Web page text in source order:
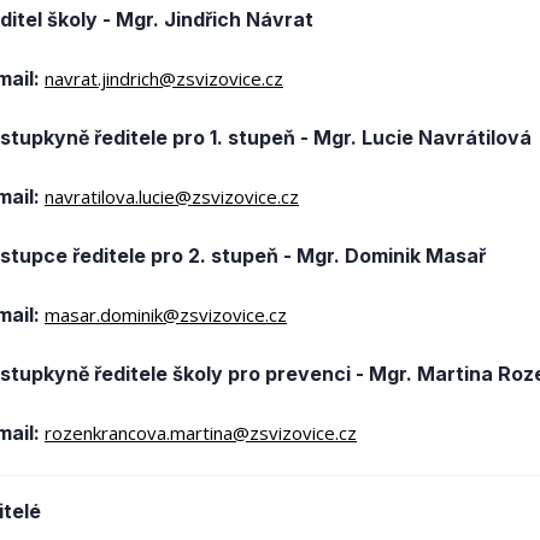
školy - Mgr. Jindřich Návrat
navrat.jindrich@zsvizovice.cz
ředitele pro 1. stupeň - Mgr. Lucie Navrátilová
navratilova.lucie@zsvizovice.cz
ředitele pro 2. stupeň - Mgr. Dominik Masař
masar.dominik@zsvizovice.cz
ředitele školy pro prevenci - Mgr. Martina
rozenkrancova.martina@zsvizovice.cz